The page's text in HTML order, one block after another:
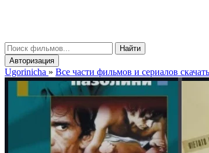
Найти
Авторизация
Ugorinicha » Все части фильмов и сериалов